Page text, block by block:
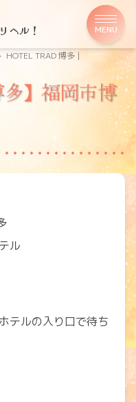
ヘル！
MENU
HOTEL TRAD 博多 |
】福岡市博
ル
テルの入り口で待ち